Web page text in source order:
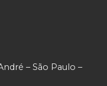
– São Paulo –